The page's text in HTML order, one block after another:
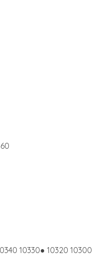
10330● 10320 10300